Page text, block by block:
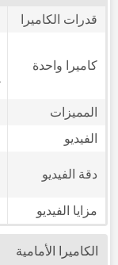
قدرات الكاميرا
كاميرا واحدة
المميزات
الفيديو
دقة الفيديو
مزايا الفيديو
الكاميرا الأمامية